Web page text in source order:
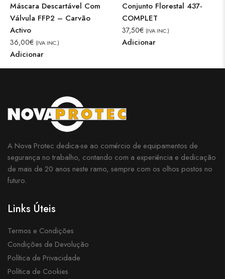
Máscara Descartável Com
Válvula FFP2 – Carvão
Activo
36,00€ (IVA INC.)
Adicionar
Conjunto Florestal 437-
COMPLET
37,50€ (IVA INC.)
Adicionar
A Nova Protec dedica-se ao comércio de equipamentos de
segurança no trabalho, contando com a experiência e dedicação
de mais de 20 anos neste ramo, sempre com os olhos postos no
futuro.
Links Úteis
Termos e Condições
Condições de Devolução
Política de Privacidade
Política de Cookies